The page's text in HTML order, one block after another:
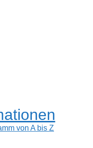
von A bis Z